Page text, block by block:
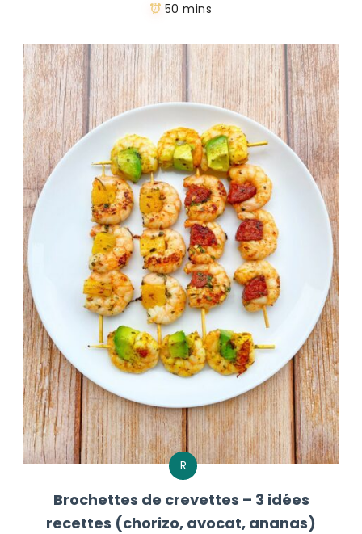
50 mins
R
Brochettes de crevettes – 3 idées
recettes (chorizo, avocat, ananas)